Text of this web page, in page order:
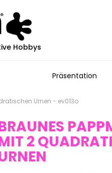
Hobbys
Präsentation
Urnen - ev013o
2